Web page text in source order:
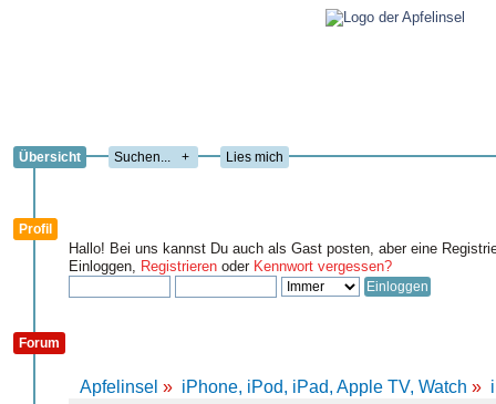
Übersicht + Lies mich
Profil
Hallo! Bei uns kannst Du auch als Gast posten, aber eine
Einloggen, Registrieren oder Kennwort vergessen?
Forum
Apfelinsel » iPhone, iPod, iPad, Apple TV, Watch »